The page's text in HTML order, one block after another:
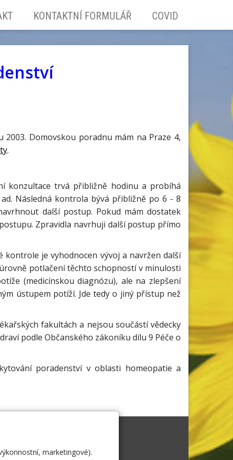
KONTAKTNÍ FORMULÁŘ COVID
Domovskou poradnu mám na Praze 4,
.
konzultace trvá přibližně hodinu a probíhá
Následná kontrola bývá přibližně po 6 - 8
další postup. Pokud mám dostatek
Zpravidla navrhuji další postup přímo
je vyhodnocen vývoj a navržen další
potlačení těchto schopností v minulosti
(medicínskou diagnózu), ale na zlepšení
ústupem potíží. Jde tedy o jiný přístup než
fakultách a nejsou součástí vědecky
podle Občanského zákoníku dílu 9 Péče o
poradenství v oblasti homeopatie a
marketingové).